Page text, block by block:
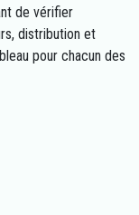
de vérifier
distribution et
pour chacun des